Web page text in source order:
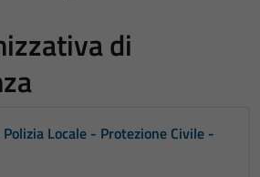
di
Locale - Protezione Civile -